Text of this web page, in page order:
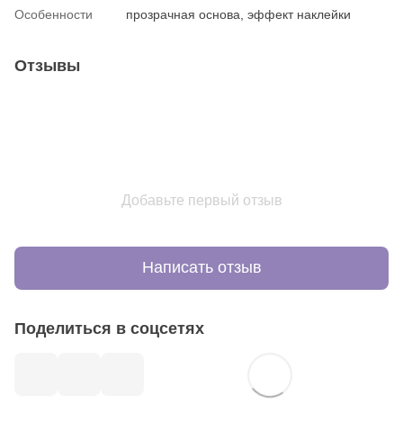
Особенности прозрачная основа, эффект наклейки
Отзывы
Добавьте первый отзыв
Написать отзыв
Поделиться в соцсетях